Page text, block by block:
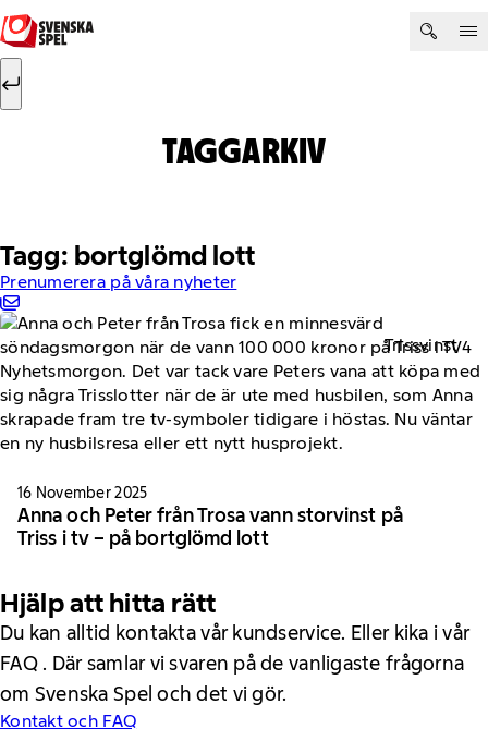
Hoppa till innehåll
Sök efter:
TAGGARKIV
Tagg: bortglömd lott
Prenumerera på våra nyheter
Trissvinst
16 November 2025
Anna och Peter från Trosa vann storvinst på
Triss i tv – på bortglömd lott
Hjälp att hitta rätt
Du kan alltid kontakta vår kundservice. Eller kika i vår
FAQ . Där samlar vi svaren på de vanligaste frågorna
om Svenska Spel och det vi gör.
Kontakt och FAQ